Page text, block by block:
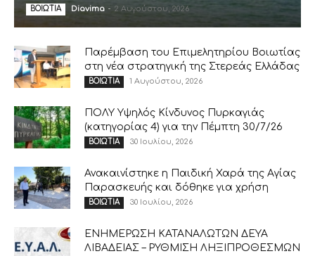
ΒΟΙΩΤΙΑ Diavima - 2 Αυγούστου, 2026
Παρέμβαση του Επιμελητηρίου Βοιωτίας
στη νέα στρατηγική της Στερεάς Ελλάδας
ΒΟΙΩΤΙΑ 1 Αυγούστου, 2026
ΠΟΛΥ Υψηλός Κίνδυνος Πυρκαγιάς
(κατηγορίας 4) για την Πέμπτη 30/7/26
ΒΟΙΩΤΙΑ 30 Ιουλίου, 2026
Ανακαινίστηκε η Παιδική Χαρά της Αγίας
Παρασκευής και δόθηκε για χρήση
ΒΟΙΩΤΙΑ 30 Ιουλίου, 2026
ΕΝΗΜΕΡΩΣΗ ΚΑΤΑΝΑΛΩΤΩΝ ΔΕΥΑ
ΛΙΒΑΔΕΙΑΣ – ΡΥΘΜΙΣΗ ΛΗΞΙΠΡΟΘΕΣΜΩΝ